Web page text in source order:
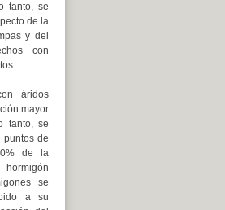
tanto, se
de la
y del
con
áridos
mayor
tanto, se
de
de la
se
a su